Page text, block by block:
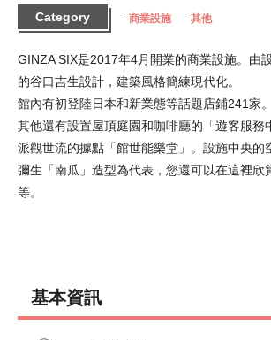
Category 商業設施 其他
GINZA SIX是2017年4月開業的商業設施。由
的谷口吉生設計，建築風格簡練現代化。
館內有初登陸日本和新業態等話題店鋪241家。
其他還有設置屋頂庭園和咖啡廳的「遊客服務
派觀世流的據點「館世能樂堂」。設施中央的
彌生「南瓜」造型為代表，您還可以在這裡欣
等。
基本資訊